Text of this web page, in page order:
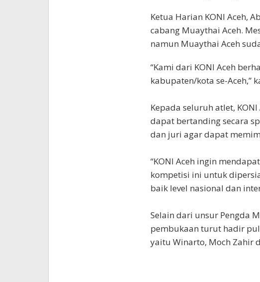
Ketua Harian KONI Aceh,
cabang Muaythai Aceh.
namun Muaythai Aceh
“Kami dari KONI Aceh
kabupaten/kota se-Aceh,”
Kepada seluruh atlet,
dapat bertanding secara
dan juri agar dapat
“KONI Aceh ingin
kompetisi ini untuk
baik level nasional dan
Selain dari unsur Pengda
pembukaan turut hadir
yaitu Winarto, Moch Zahir